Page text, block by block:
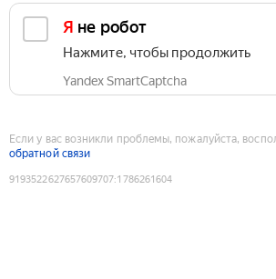
Я не робот
Нажмите, чтобы продолжить
Yandex SmartCaptcha
Если у вас возникли проблемы, пожалуйста,
обратной связи
9193522627657609707:1786261604